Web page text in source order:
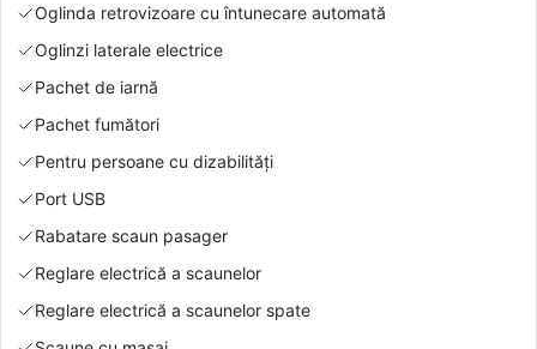
Oglinda retrovizoare cu întunecare automată
Oglinzi laterale electrice
Pachet de iarnă
Pachet fumători
Pentru persoane cu dizabilități
Port USB
Rabatare scaun pasager
Reglare electrică a scaunelor
Reglare electrică a scaunelor spate